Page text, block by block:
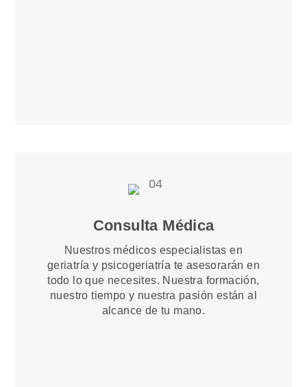
Consulta Médica
Nuestros médicos especialistas en
geriatría y psicogeriatría te asesorarán en
todo lo que necesites. Nuestra formación,
nuestro tiempo y nuestra pasión están al
alcance de tu mano.